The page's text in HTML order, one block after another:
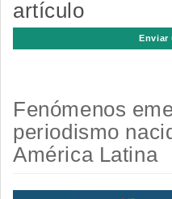
artículo
Enviar
Fenómenos
periodismo
América Latina